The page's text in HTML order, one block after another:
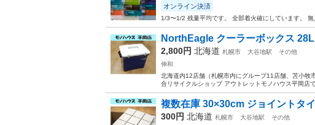
オンライン決済
1/3〜1/2 残量平均です。 全部着火確にしています。
NorthEagle クーラーボックス
2,800円 北海道 札幌市 大谷地駅
その他
伸和
北海道内12店舗（札幌市内にグループ11店舗、苫小
合リサイクルショップ アウトレットモノハウス平岡店で
複数在庫 30×30cm ジョイントタ
300円 北海道 札幌市 大谷地駅
その他